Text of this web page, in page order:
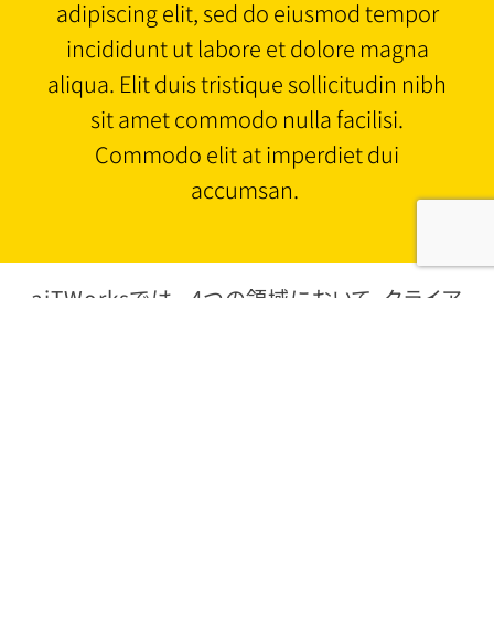
adipiscing elit, sed do eiusmod tempor
incididunt ut labore et dolore magna
aliqua. Elit duis tristique sollicitudin nibh
sit amet commodo nulla facilisi.
Commodo elit at imperdiet dui
accumsan.
aiTWorksでは、 4つの領域において、クライア